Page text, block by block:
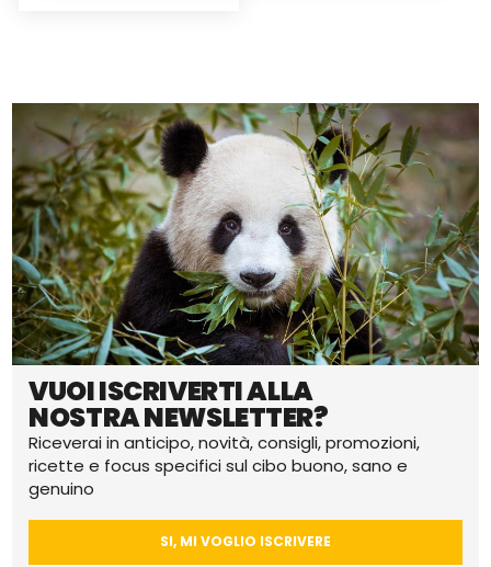
VUOI ISCRIVERTI ALLA
NOSTRA NEWSLETTER?
Riceverai in anticipo, novità, consigli, promozioni,
ricette e focus specifici sul cibo buono, sano e
genuino
SI, MI VOGLIO ISCRIVERE